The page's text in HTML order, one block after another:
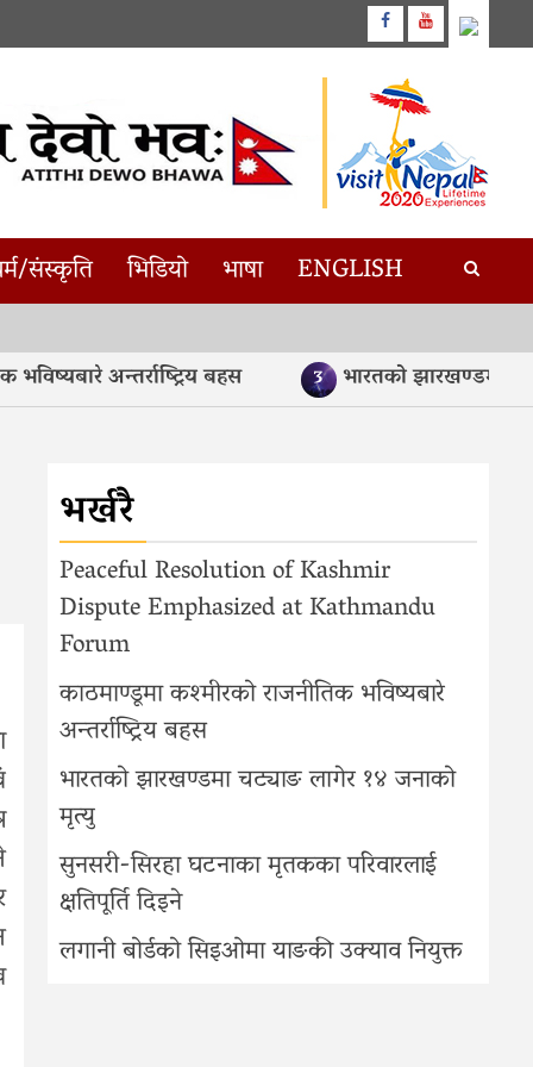
Facebook
Youtube
संस्कृति भिडियो भाषा ENGLISH
अन्तर्राष्ट्रिय बहस
भारतको झारखण्डमा
भर्खरै
Peaceful Resolution of Kashmir
Dispute Emphasized at Kathmandu
Forum
काठमाण्डूमा कश्मीरको राजनीतिक भविष्यबारे
अन्तर्राष्ट्रिय बहस
भारतको झारखण्डमा चट्याङ लागेर १४ जनाको
मृत्यु
सुनसरी-सिरहा घटनाका मृतकका परिवारलाई
क्षतिपूर्ति दिइने
लगानी बोर्डको सिइओमा याङकी उक्याव नियुक्त